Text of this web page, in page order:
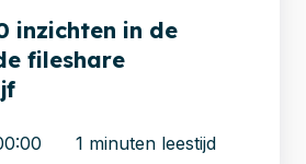
inzichten in de
fileshare
1 minuten leestijd